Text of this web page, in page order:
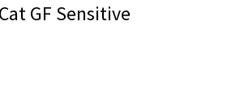
GF Sensitive